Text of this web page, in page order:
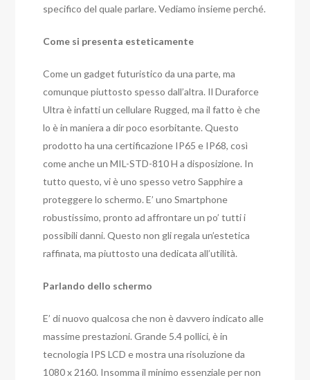
specifico del quale parlare. Vediamo insieme perché.
Come si presenta esteticamente
Come un gadget futuristico da una parte, ma
comunque piuttosto spesso dall’altra. Il Duraforce
Ultra è infatti un cellulare Rugged, ma il fatto è che
lo è in maniera a dir poco esorbitante. Questo
prodotto ha una certificazione IP65 e IP68, così
come anche un MIL-STD-810 H a disposizione. In
tutto questo, vi è uno spesso vetro Sapphire a
proteggere lo schermo. E’ uno Smartphone
robustissimo, pronto ad affrontare un po’ tutti i
possibili danni. Questo non gli regala un’estetica
raffinata, ma piuttosto una dedicata all’utilità.
Parlando dello schermo
E’ di nuovo qualcosa che non è davvero indicato alle
massime prestazioni. Grande 5.4 pollici, è in
tecnologia IPS LCD e mostra una risoluzione da
1080 x 2160. Insomma il minimo essenziale per non